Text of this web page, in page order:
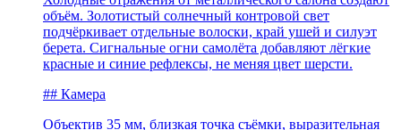
объём. Золотистый солнечный контровой свет
подчёркивает отдельные волоски, край ушей и силуэт
берета. Сигнальные огни самолёта добавляют лёгкие
красные и синие рефлексы, не меняя цвет шерсти.
## Камера
Объектив 35 мм, близкая точка съёмки, выразительная